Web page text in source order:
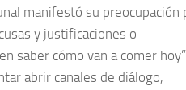
manifestó su preocupación
y justificaciones o
saber cómo van a comer
abrir canales de diálogo,